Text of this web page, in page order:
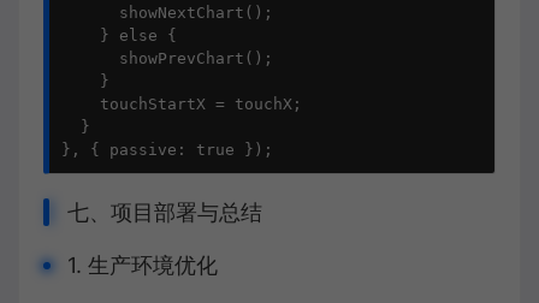
      showNextChart();
    } else {
      showPrevChart();
    }
    touchStartX = touchX;
  }
}, { passive: true });
七、项目部署与总结
1. 生产环境优化